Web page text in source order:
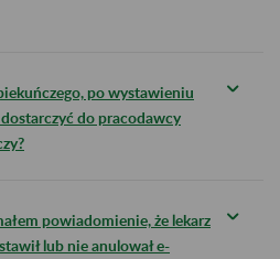
po wystawieniu
dostarczyć do pracodawcy
powiadomienie, że lekarz
lub nie anulował e-